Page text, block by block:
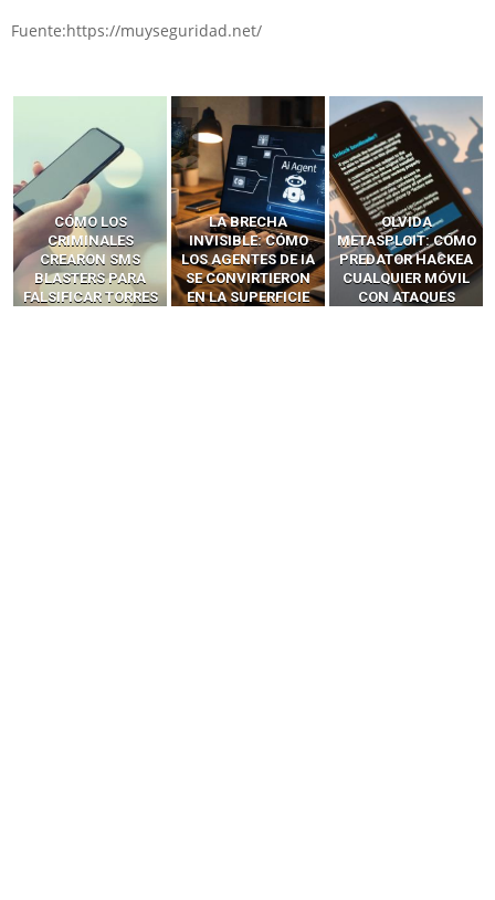
Fuente:https://muyseguridad.net/
LA BRECHA
INVISIBLE: CÓMO
LOS AGENTES DE IA
SE CONVIRTIERON
EN LA SUPERFICIE
OLVIDA
METASPLOIT: CÓMO
PREDATOR HACKEA
CUALQUIER MÓVIL
CON ATAQUES
CÓMO LOS HACKERS
INTERCEPTAN OTPS
Y LLAMADAS
MÓVILES SIN
‘HACKEAR’ — EL